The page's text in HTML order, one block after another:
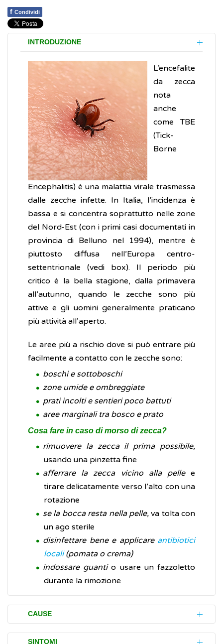
f Condividi
INTRODUZIONE
L’encefalite
da zecca
nota
anche
come TBE
(Tick-
Borne
Encephalitis) è una malattia virale trasmessa
dalle zecche infette. In Italia, l’incidenza è
bassa e si concentra soprattutto nelle zone
del Nord-Est (con i primi casi documentati in
provincia di Belluno nel 1994), mentre è
piuttosto diffusa nell’Europa centro-
settentrionale (vedi box). Il periodo più
critico è la bella stagione, dalla primavera
all’autunno, quando le zecche sono più
attive e gli uomini generalmente praticano
più attività all’aperto.
Le aree più a rischio dove si può entrare più
facilmente a contatto con le zecche sono:
boschi e sottoboschi
zone umide e ombreggiate
prati incolti e sentieri poco battuti
aree marginali tra bosco e prato
Cosa fare in caso di morso di zecca?
rimuovere la zecca il prima possibile,
usando una pinzetta fine
afferrare la zecca vicino alla pelle e
tirare delicatamente verso l’alto con una
rotazione
se la bocca resta nella pelle,va tolta con
un ago sterile
disinfettare bene e applicare antibiotici
locali(pomata o crema)
indossare guantio usare un fazzoletto
durante la rimozione
CAUSE
Il virus responsabile della malattia è un
SINTOMI